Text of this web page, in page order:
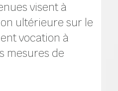
visent à
ultérieure sur le
vocation à
mesures de